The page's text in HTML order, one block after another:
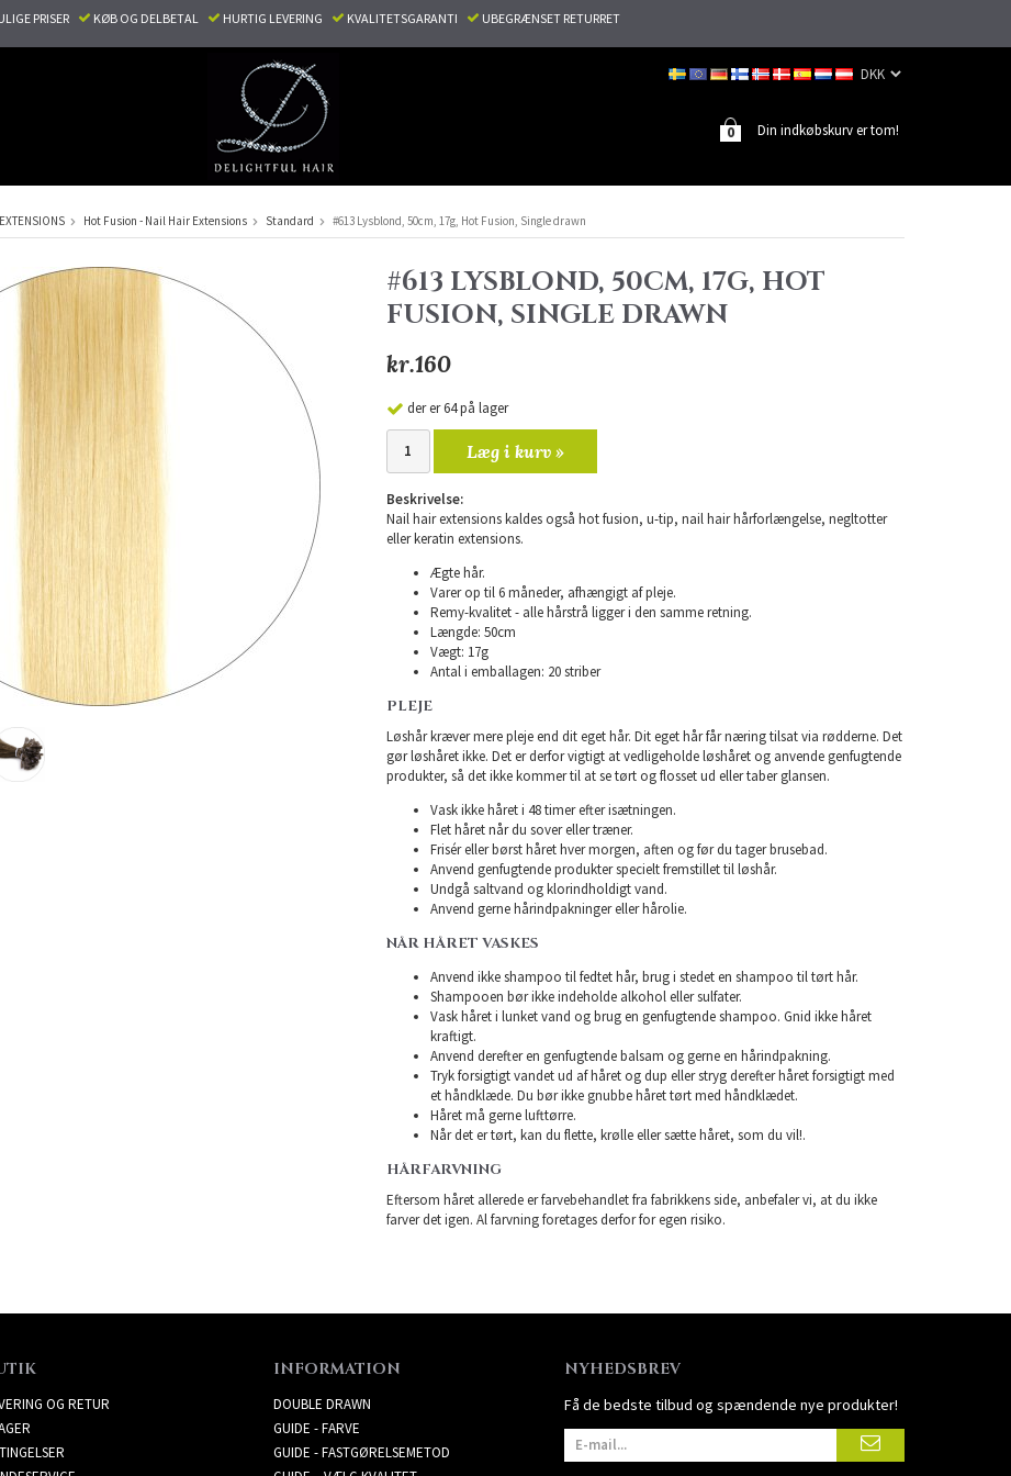
PRISER KØB OG DELBETAL HURTIG LEVERING KVALITETSGARANTI UBEGRÆNSET RETURRET
Din indkøbskurv er tom!
0
Hot Fusion - Nail Hair Extensions Standard #613 Lysblond, 50cm, 17g, Hot Fusion, Single drawn
#613 LYSBLOND, 50CM, 17G, HOT
FUSION, SINGLE DRAWN
kr.160
der er 64 på lager
Læg i kurv »
Beskrivelse:
Nail hair extensions kaldes også hot fusion, u-tip, nail hair hårforlængelse, negltotter
eller keratin extensions.
Ægte hår.
Varer op til 6 måneder, afhængigt af pleje.
Remy-kvalitet - alle hårstrå ligger i den samme retning.
Længde: 50cm
Vægt: 17g
Antal i emballagen: 20 striber
PLEJE
Løshår kræver mere pleje end dit eget hår. Dit eget hår får næring tilsat via rødderne. Det
gør løshåret ikke. Det er derfor vigtigt at vedligeholde løshåret og anvende genfugtende
produkter, så det ikke kommer til at se tørt og flosset ud eller taber glansen.
Vask ikke håret i 48 timer efter isætningen.
Flet håret når du sover eller træner.
Frisér eller børst håret hver morgen, aften og før du tager brusebad.
Anvend genfugtende produkter specielt fremstillet til løshår.
Undgå saltvand og klorindholdigt vand.
Anvend gerne hårindpakninger eller hårolie.
NÅR HÅRET VASKES
Anvend ikke shampoo til fedtet hår, brug i stedet en shampoo til tørt hår.
Shampooen bør ikke indeholde alkohol eller sulfater.
Vask håret i lunket vand og brug en genfugtende shampoo. Gnid ikke håret
kraftigt.
Anvend derefter en genfugtende balsam og gerne en hårindpakning.
Tryk forsigtigt vandet ud af håret og dup eller stryg derefter håret forsigtigt med
et håndklæde. Du bør ikke gnubbe håret tørt med håndklædet.
Håret må gerne lufttørre.
Når det er tørt, kan du flette, krølle eller sætte håret, som du vil!.
HÅRFARVNING
Eftersom håret allerede er farvebehandlet fra fabrikkens side, anbefaler vi, at du ikke
farver det igen. Al farvning foretages derfor for egen risiko.
OG RETUR
INFORMATION
DOUBLE DRAWN
GUIDE - FARVE
GUIDE - FASTGØRELSEMETOD
NYHEDSBREV
Få de bedste tilbud og spændende nye produkter!